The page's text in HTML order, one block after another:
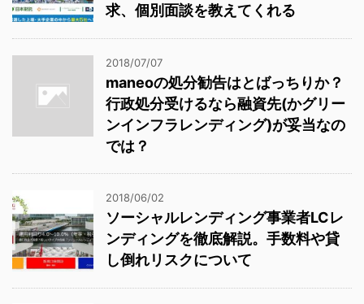
求、個別面談を教えてくれる
2018/07/07
maneoの処分勧告はとばっちりか？
行政処分受けるなら融資先(かグリー
ンインフラレンディング)が妥当なの
では？
2018/06/02
ソーシャルレンディング事業者LCレ
ンディングを徹底解説。手数料や貸
し倒れリスクについて